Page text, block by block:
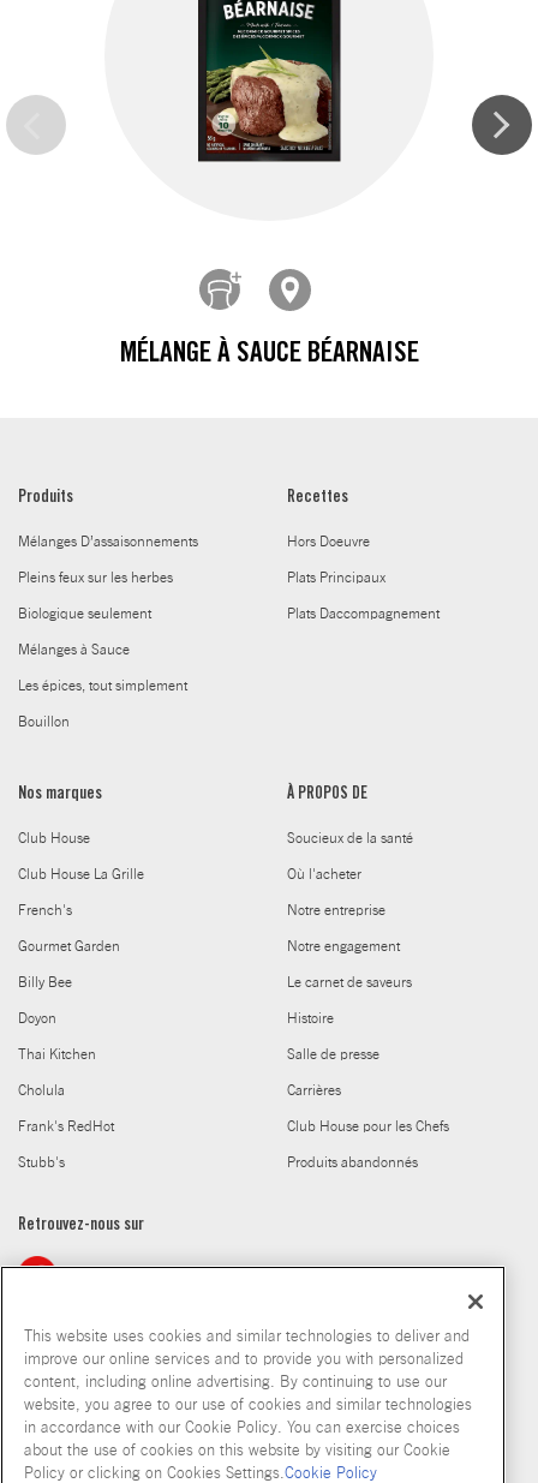
MÉLANGE À SAUCE BÉARNAISE
Produits
Mélanges D’assaisonnements
Pleins feux sur les herbes
Biologique seulement
Mélanges à Sauce
Les épices, tout simplement
Bouillon
Recettes
Hors Doeuvre
Plats Principaux
Plats Daccompagnement
Nos marques
Club House
Club House La Grille
French's
Gourmet Garden
Billy Bee
Doyon
Thai Kitchen
Cholula
Frank's RedHot
Stubb's
À PROPOS DE
Soucieux de la santé
Où l'acheter
Notre entreprise
Notre engagement
Le carnet de saveurs
Histoire
Salle de presse
Carrières
Club House pour les Chefs
Produits abandonnés
Retrouvez-nous sur
© McCormick & Company, Inc. 2026
This website uses cookies and similar technologies to deliver and
improve our online services and to provide you with personalized
content, including online advertising. By continuing to use our
website, you agree to our use of cookies and similar technologies
in accordance with our Cookie Policy. You can exercise choices
about the use of cookies on this website by visiting our Cookie
Policy or clicking on Cookies Settings.Cookie Policy